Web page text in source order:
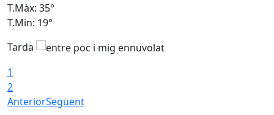
T.Màx: 35°
T.Min: 19°
Tarda
1
2
AnteriorSegüent